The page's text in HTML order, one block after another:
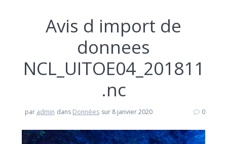
Avis d import de
donnees
NCL_UITOE04_201811
.nc
par admin dans Données sur 8 janvier 2020 0